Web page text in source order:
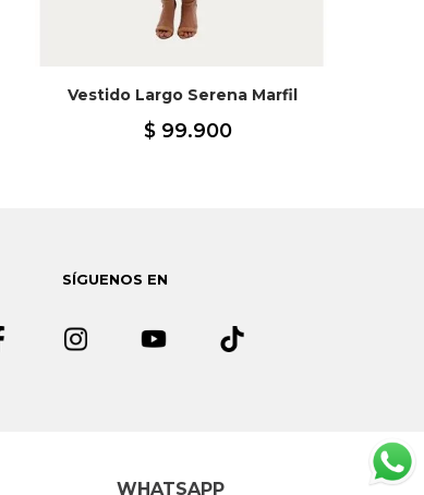
Vestido Largo Serena Marfil
$ 99.900
SÍGUENOS EN
WHATSAPP